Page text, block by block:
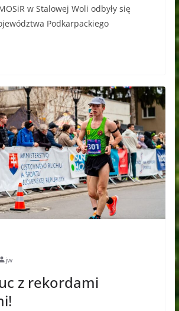
w Stalowej Woli odbyły się
Podkarpackiego
jw
z rekordami